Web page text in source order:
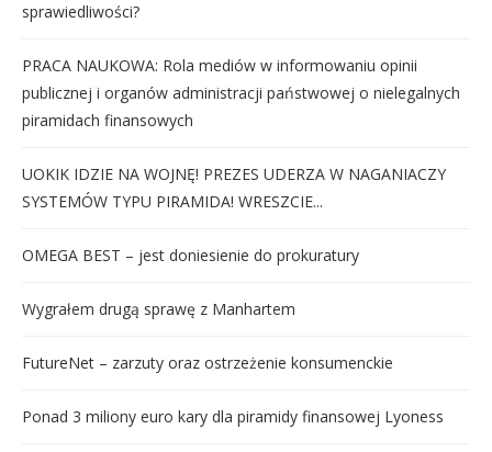
sprawiedliwości?
PRACA NAUKOWA: Rola mediów w informowaniu opinii
publicznej i organów administracji państwowej o nielegalnych
piramidach finansowych
UOKIK IDZIE NA WOJNĘ! PREZES UDERZA W NAGANIACZY
SYSTEMÓW TYPU PIRAMIDA! WRESZCIE...
OMEGA BEST – jest doniesienie do prokuratury
Wygrałem drugą sprawę z Manhartem
FutureNet – zarzuty oraz ostrzeżenie konsumenckie
Ponad 3 miliony euro kary dla piramidy finansowej Lyoness